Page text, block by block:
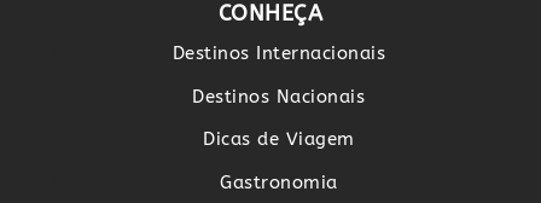
CONHEÇA
Destinos Internacionais
Destinos Nacionais
Dicas de Viagem
Gastronomia